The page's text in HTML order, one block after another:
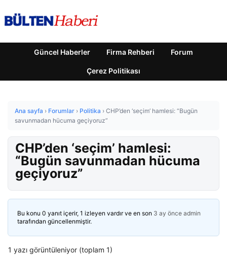
Güncel Haberler Firma Rehberi Forum
Çerez Politikası
Ana sayfa › Forumlar › Politika › CHP’den ‘seçim’ hamlesi: “Bugün
savunmadan hücuma geçiyoruz”
CHP’den ‘seçim’ hamlesi:
“Bugün savunmadan hücuma
geçiyoruz”
Bu konu 0 yanıt içerir, 1 izleyen vardır ve en son 3 ay önce admin
tarafından güncellenmiştir.
1 yazı görüntüleniyor (toplam 1)